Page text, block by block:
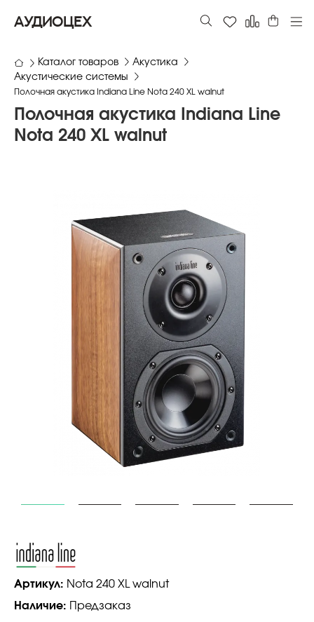
АУДИОЦЕХ
Каталог товаров
Акустика
Акустические системы
Полочная акустика Indiana Line Nota 240 XL walnut
Полочная акустика Indiana Line
Nota 240 XL walnut
Артикул: Nota 240 XL walnut
Наличие:
Предзаказ